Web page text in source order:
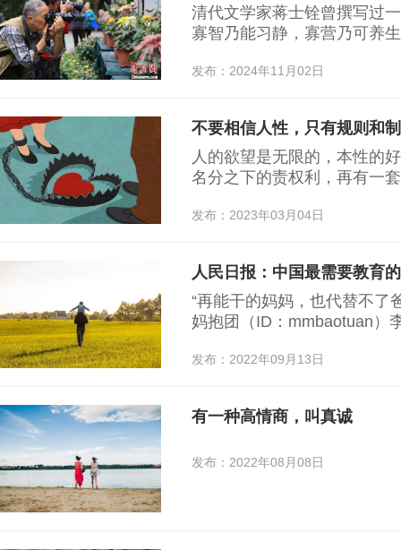
清代文学家蒋士铨曾撰写过
寡智乃能习静，寡营乃可养
发布：2024年11月02日
不要相信人性，只有规则和
人的欲望是无限的，本性的
名分之下的责权利，再有一
发布：2023年03月04日
“再能干的妈妈，也代替不了
妈抱团（ID：mmbaotuan）
发布：2022年09月13日
有一种高情商，叫真诚
发布：2022年08月08日